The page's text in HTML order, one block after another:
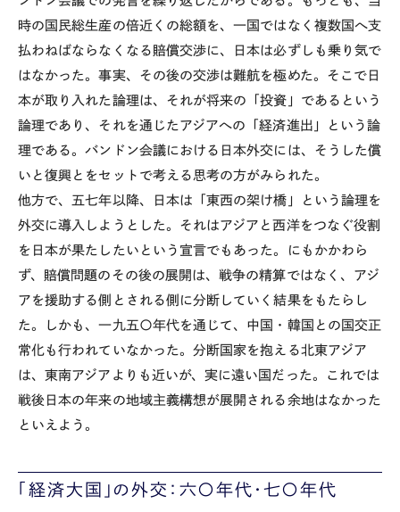
時の国民総生産の倍近くの総額を、一国ではなく複数国へ支
払わねばならなくなる賠償交渉に、日本は必ずしも乗り気で
はなかった。事実、その後の交渉は難航を極めた。そこで日
本が取り入れた論理は、それが将来の「投資」であるという
論理であり、それを通じたアジアへの「経済進出」という論
理である。バンドン会議における日本外交には、そうした償
いと復興とをセットで考える思考の方がみられた。
他方で、五七年以降、日本は「東西の架け橋」という論理を
外交に導入しようとした。それはアジアと西洋をつなぐ役割
を日本が果たしたいという宣言でもあった。にもかかわら
ず、賠償問題のその後の展開は、戦争の精算ではなく、アジ
アを援助する側とされる側に分断していく結果をもたらし
た。しかも、一九五〇年代を通じて、中国・韓国との国交正
常化も行われていなかった。分断国家を抱える北東アジア
は、東南アジアよりも近いが、実に遠い国だった。これでは
戦後日本の年来の地域主義構想が展開される余地はなかった
といえよう。
「経済大国」の外交：六〇年代・七〇年代